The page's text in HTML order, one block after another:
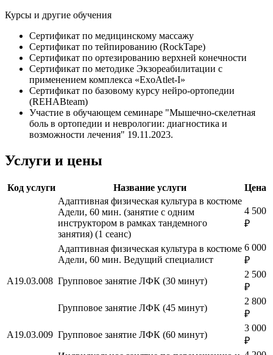
Курсы и другие обучения
Сертификат по медицинскому массажу
Сертификат по тейпированию (RockTape)
Сертификат по ортезированию верхней конечности
Сертификат по методике Экзореабилитации с
применением комплекса «ExoAtlet-I»
Сертификат по базовому курсу нейро-ортопедии
(REHABteam)
Участие в обучающем семинаре "Мышечно-скелетная
боль в ортопедии и неврологии: диагностика и
возможности лечения" 19.11.2023.
Услуги и цены
Код услуги Название услуги
Цена
Адаптивная физическая культура в костюме
Адели, 60 мин. (занятие с одним
инструктором в рамках тандемного
занятия) (1 сеанс)
4 500
₽
Адаптивная физическая культура в костюме
Адели, 60 мин. Ведущий специалист
6 000
₽
A19.03.008 Групповое занятие ЛФК (30 минут)
2 500
₽
Групповое занятие ЛФК (45 минут)
2 800
₽
A19.03.009 Групповое занятие ЛФК (60 минут)
3 000
₽